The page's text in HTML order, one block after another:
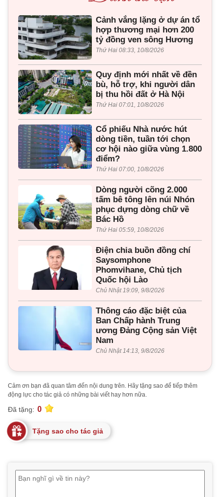
Cảnh vắng lặng ở dự án tổ
hợp thương mại hơn 200
tỷ đồng ven sông Hương
Thứ Hai 08:33, 10/8/2026
Quy định mới nhất về đền
bù, hỗ trợ, khi người dân
bị thu hồi đất ở Hà Nội
Thứ Hai 07:01, 10/8/2026
Cổ phiếu Nhà nước hút
dòng tiền, tuần tới chọn
cơ hội nào giữa vùng 1.800
điểm?
Thứ Hai 07:00, 10/8/2026
Dòng người cõng 2.000
tấm bê tông lên núi Nhón
phục dựng dòng chữ về
Bác Hồ
Thứ Hai 05:59, 10/8/2026
Điện chia buồn đồng chí
Saysomphone
Phomvihane, Chủ tịch
Quốc hội Lào
Chủ Nhật 19:09, 9/8/2026
Thông cáo đặc biệt của
Ban Chấp hành Trung
ương Đảng Cộng sản Việt
Nam
Chủ Nhật 14:13, 9/8/2026
Cảm ơn bạn đã quan tâm đến nội dung trên. Hãy tặng sao để tiếp thêm
động lực cho tác giả có những bài viết hay hơn nữa.
Đã tặng: 0
Tặng sao cho tác giả